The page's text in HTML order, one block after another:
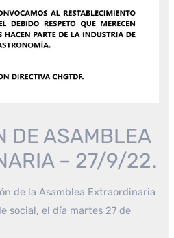
DE ASAMBLEA
– 27/9/22.
de la Asamblea Extraordinaria
social, el día martes 27 de